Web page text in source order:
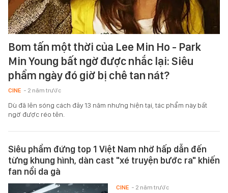
Bom tấn một thời của Lee Min Ho - Park
Min Young bất ngờ được nhắc lại: Siêu
phẩm ngày đó giờ bị chê tan nát?
CINE - 2 năm trước
Dù đã lên sóng cách đây 13 năm nhưng hiện tại, tác phẩm này bất
ngờ được réo tên.
Siêu phẩm đứng top 1 Việt Nam nhờ hấp dẫn đến
từng khung hình, dàn cast "xé truyện bước ra" khiến
fan nổi da gà
CINE - 2 năm trước